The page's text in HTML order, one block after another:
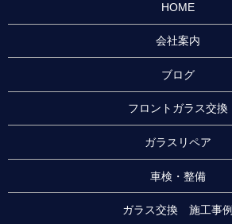
HOME
会社案内
ブログ
フロントガラス交換
ガラスリペア
車検・整備
ガラス交換 施工事例